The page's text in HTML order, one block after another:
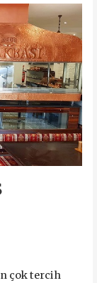
çok tercih